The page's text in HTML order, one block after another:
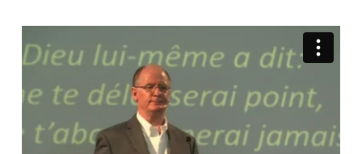
PROMESSE
LA
PLUS
RÉCONFORTANTE
DE
LA
BIBLE